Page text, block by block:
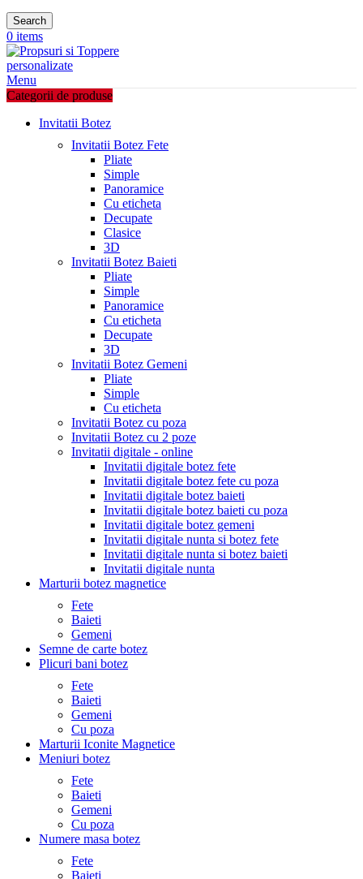
Search
0 items
Menu
Categorii de produse
Invitatii Botez
Invitatii Botez Fete
Pliate
Simple
Panoramice
Cu eticheta
Decupate
Clasice
3D
Invitatii Botez Baieti
Pliate
Simple
Panoramice
Cu eticheta
Decupate
3D
Invitatii Botez Gemeni
Pliate
Simple
Cu eticheta
Invitatii Botez cu poza
Invitatii Botez cu 2 poze
Invitatii digitale - online
Invitatii digitale botez fete
Invitatii digitale botez fete cu poza
Invitatii digitale botez baieti
Invitatii digitale botez baieti cu poza
Invitatii digitale botez gemeni
Invitatii digitale nunta si botez fete
Invitatii digitale nunta si botez baieti
Invitatii digitale nunta
Marturii botez magnetice
Fete
Baieti
Gemeni
Semne de carte botez
Plicuri bani botez
Fete
Baieti
Gemeni
Cu poza
Marturii Iconite Magnetice
Meniuri botez
Fete
Baieti
Gemeni
Cu poza
Numere masa botez
Fete
Baieti